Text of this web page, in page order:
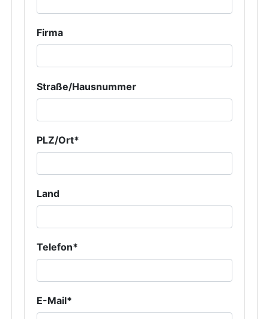
Firma
Straße/Hausnummer
PLZ/Ort*
Land
Telefon*
E-Mail*